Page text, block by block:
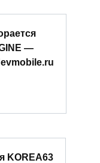
—
KOREA63